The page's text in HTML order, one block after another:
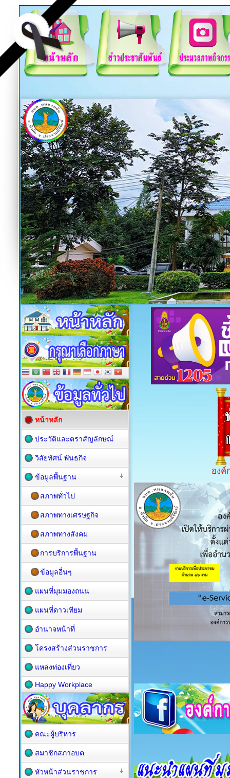
องค์
หน้าหลัก
ประวัติและตราสัญลักษณ์
วิสัยทัศน์ พันธกิจ
ข้อมูลพื้นฐาน
สภาพทั่วไป
สภาพทางเศรษฐกิจ
สภาพทางสังคม
การบริการพื้นฐาน
ข้อมูลอื่นๆ
แผนที่มุมมองถนน
แผนที่ดาวเทียม
อำนาจหน้าที่
โครงสร้างส่วนราชการ
แหล่งท่องเที่ยว
Happy Workplace
คณะผู้บริหาร
สมาชิกสภาอบต
หัวหน้าส่วนราชการ